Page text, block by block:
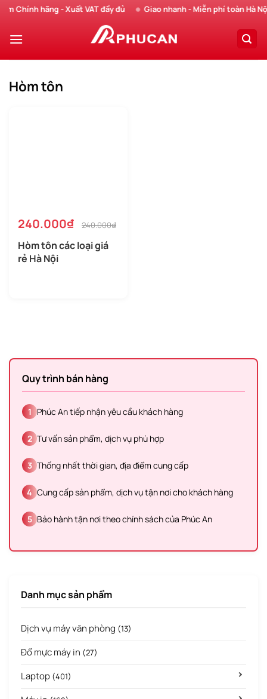
Chuyển
nội
Chính hãng - Xuất VAT đầy đủ Giao nhanh - Miễn phí toàn Hà Nội
Hòm tôn
240.000₫ 240.000₫
Hòm tôn các loại giá
rẻ Hà Nội
Quy trình bán hàng
1 Phúc An tiếp nhận yêu cầu khách hàng
2 Tư vấn sản phẩm, dịch vụ phù hợp
3 Thống nhất thời gian, địa điểm cung cấp
4 Cung cấp sản phẩm, dịch vụ tận nơi cho khách hàng
5 Bảo hành tận nơi theo chính sách của Phúc An
Danh mục sản phẩm
Dịch vụ máy văn phòng (13)
Đổ mực máy in (27)
Laptop (401)